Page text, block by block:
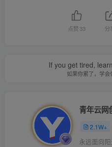
点赞33 分
If you get tired,
如果你累了，学
青年云网
2.1W+
永远面向